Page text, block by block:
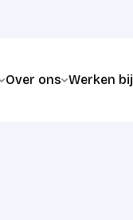
Over ons Werken bij